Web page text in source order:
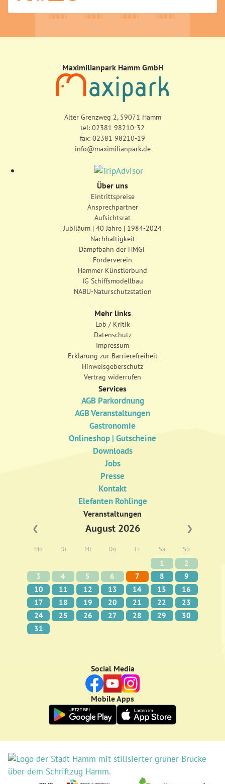
Maximilianpark Hamm GmbH
Alter Grenzweg 2, 59071 Hamm
tel: 02381 98210-32
fax: 02381 98210-19
info@maximilianpark.de
Über uns
Eintrittspreise
Ansprechpartner
Aufsichtsrat
Jubiläum | 40 Jahre | 1984-2024
Nachhaltigkeit
Dampfbahn der HMGF
Förderverein
Hammer Künstlerbund
IG Schiffsmodellbau
NABU-Naturschutzstation
Mehr links
Lob / Kritik
Datenschutz
Impressum
Erklärung zur Barrierefreiheit
Hinweisgeberschutz
Vertrag widerrufen
Services
AGB Parkordnung
AGB Veranstaltungen
Gastronomie
Onlineshop | Gutscheine
Downloads
Jobs
Presse
Kontakt
Elefanten Rohlinge
Veranstaltungen
❮
August 2026 ❯
Mo Di Mi Do Fr Sa So
1
2
3
4 5 6 7 8
9
10
11 12 13 14 15
16
17
18 19 20 21 22
23
24
25 26 27 28 29
30
31
Social Media
Mobile Apps